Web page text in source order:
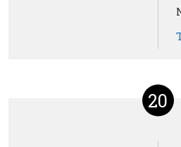
20